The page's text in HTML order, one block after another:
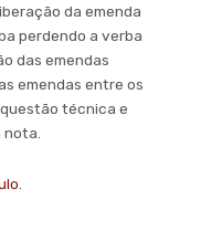
da emenda
perdendo a verba
das emendas
emendas entre os
técnica e